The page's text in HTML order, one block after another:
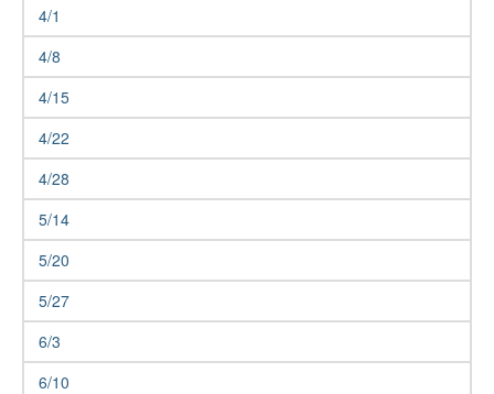
4/1
4/8
4/15
4/22
4/28
5/14
5/20
5/27
6/3
6/10